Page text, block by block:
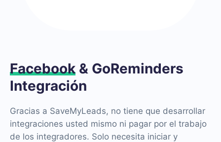
Facebook & GoReminders
Integración
Gracias a SaveMyLeads, no tiene que desarrollar
integraciones usted mismo ni pagar por el trabajo
de los integradores. Solo necesita iniciar y